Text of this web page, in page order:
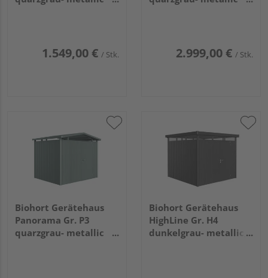
1.549,00 € / Stk. 2.999,00 € / Stk.
Biohort Gerätehaus
Panorama Gr. P3
quarzgrau- metallic
Biohort Gerätehaus
HighLine Gr. H4
dunkelgrau- metallic,